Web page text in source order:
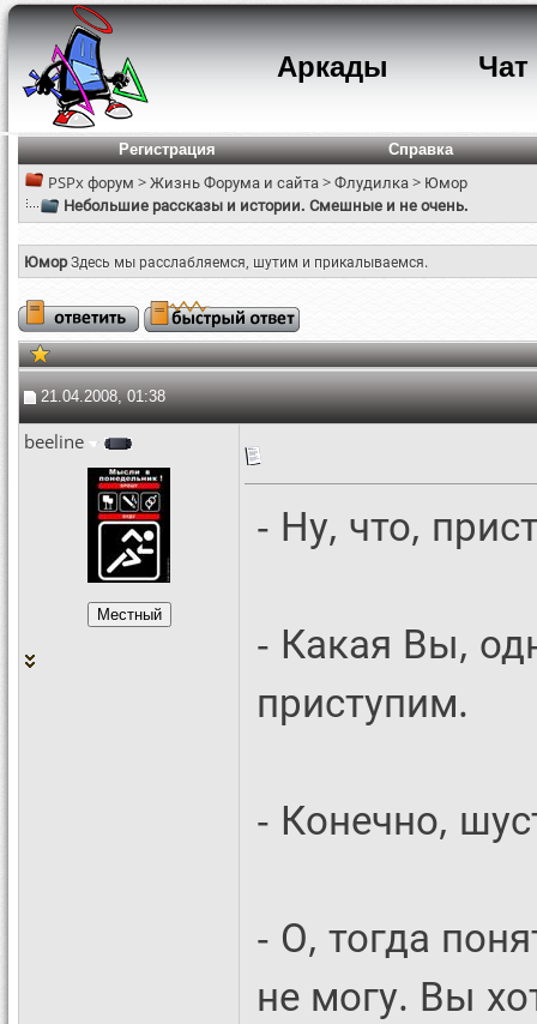
Аркады Чат
Регистрация Справка
PSPx форум >Жизнь Форума и сайта>Флудилка> Юмор
Небольшие рассказы и истории. Смешные и не очень.
ЮморЗдесь мы расслабляемся, шутим и прикалываемся.
21.04.2008, 01:38
beeline
- Ну, что,
- Какая Вы,
приступим.
- Конечно,
- О, тогда
не могу. Вы